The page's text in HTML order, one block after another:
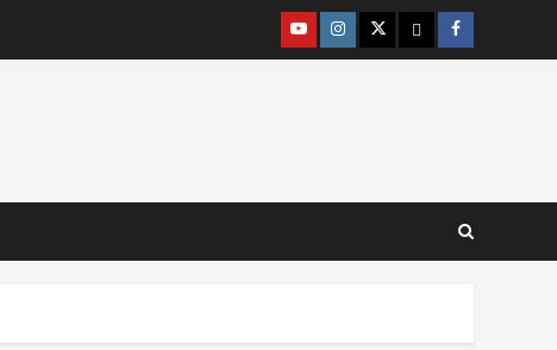
@lpm_limas
Instagram
TwitterWhatsApp
Facebook